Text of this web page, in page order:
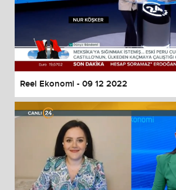
Reel Ekonomi - 09 12 2022